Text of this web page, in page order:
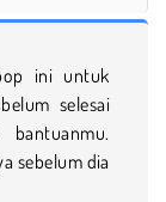
ini untuk
selesai
sebelum dia